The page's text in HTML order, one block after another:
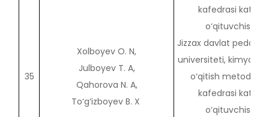
35
Xolboyev O. N,
Julboyev T. A,
Qahorova N. A,
To‘g‘izboyev B. X
kafedrasi katta
o‘qituvchisi,
Jizzax davlat
universiteti, kimyo va
o‘qitish metodikasi
kafedrasi katta
o‘qituvchisi,